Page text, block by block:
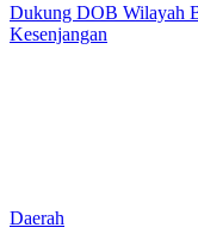
Dukung DOB Wilayah
Kesenjangan
Daerah